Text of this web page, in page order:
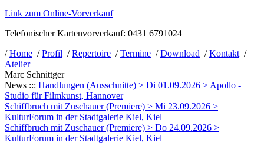
Link zum Online-Vorverkauf
Telefonischer Kartenvorverkauf: 0431 6791024
/Home /Profil /Repertoire /Termine /Download /Kontakt /
Atelier
Marc Schnittger
News ::: Handlungen (Ausschnitte) > Di 01.09.2026 > Apollo -
Studio für Filmkunst, Hannover
Schiffbruch mit Zuschauer (Premiere) > Mi 23.09.2026 >
KulturForum in der Stadtgalerie Kiel, Kiel
Schiffbruch mit Zuschauer (Premiere) > Do 24.09.2026 >
KulturForum in der Stadtgalerie Kiel, Kiel